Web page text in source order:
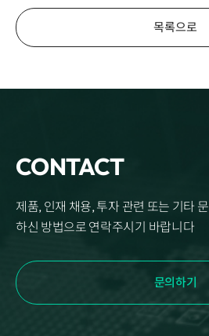
aview Lung texture
aview ILA
aview Pseudonymization Server
IR Events
IR Materials
News
목록으로
CONTACT
제품, 인재 채용, 투자 관련 또는 기타
하신 방법으로 연락주시기 바랍니다
문의하기